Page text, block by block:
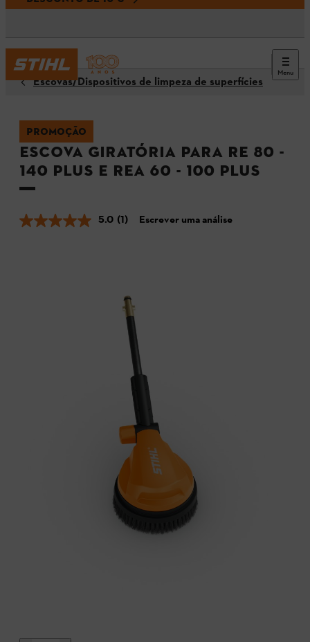
Menu
Escovas/Dispositivos de limpeza de superfícies
PROMOÇÃO
Escova giratória para RE 80 -
140 PLUS e REA 60 - 100 PLUS
5.0 (1) Escrever uma análise